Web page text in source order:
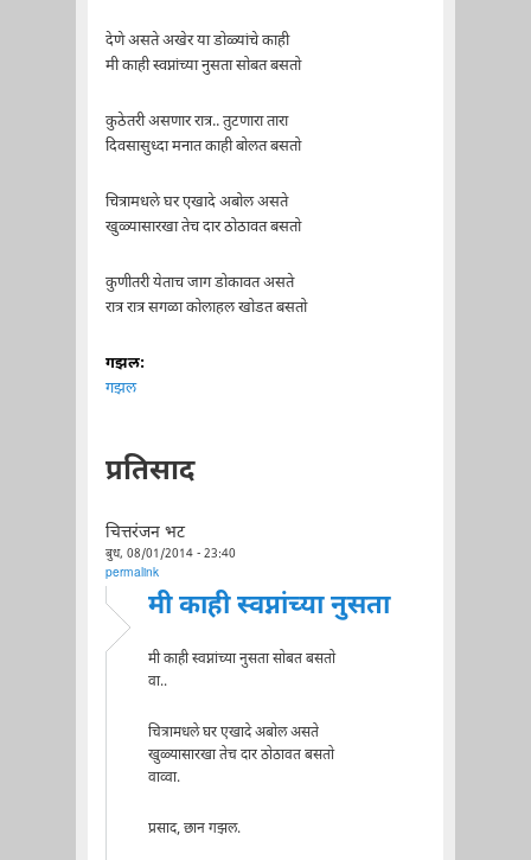
देणे असते अखेर या डोळ्यांचे काही
मी काही स्वप्नांच्या नुसता सोबत बसतो
कुठेतरी असणार रात्र.. तुटणारा तारा
दिवसासुध्दा मनात काही बोलत बसतो
चित्रामधले घर एखादे अबोल असते
खुळ्यासारखा तेच दार ठोठावत बसतो
कुणीतरी येताच जाग डोकावत असते
रात्र रात्र सगळा कोलाहल खोडत बसतो
गझल:
गझल
प्रतिसाद
चित्तरंजन भट
बुध, 08/01/2014 - 23:40
permalink
मी काही स्वप्नांच्या नुसता
मी काही स्वप्नांच्या नुसता सोबत बसतो
वा..
चित्रामधले घर एखादे अबोल असते
खुळ्यासारखा तेच दार ठोठावत बसतो
वाव्वा.
प्रसाद, छान गझल.